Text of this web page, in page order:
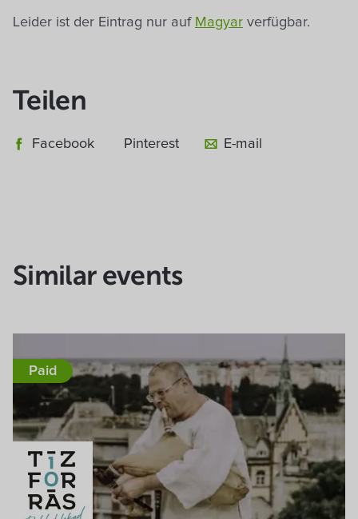
Leider ist der Eintrag nur auf Magyar verfügbar.
Teilen
Facebook Pinterest E-mail
Similar events
Paid